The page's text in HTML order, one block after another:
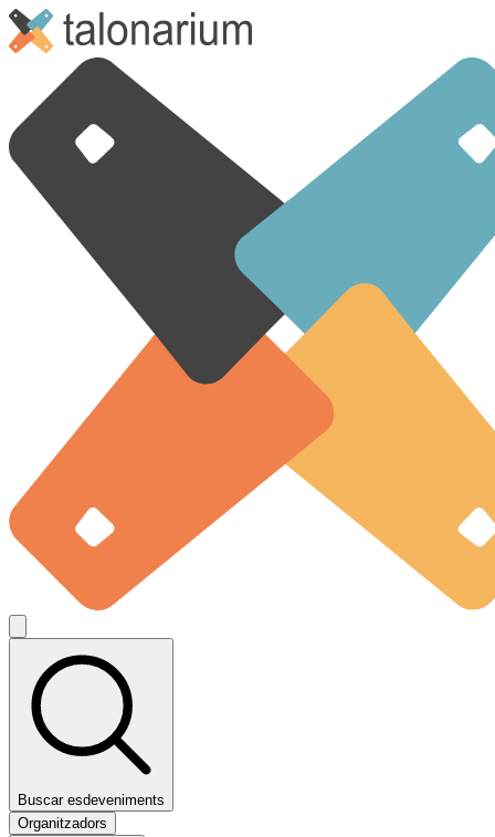
Buscar esdeveniments
Organitzadors